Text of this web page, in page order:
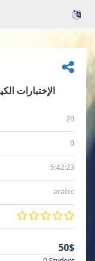
الإختبارات
20
0
5:42:23
arabic
50$